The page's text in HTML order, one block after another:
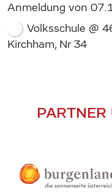
Anmeldung von
Volksschule @
Kirchham, Nr 34
PARTNER